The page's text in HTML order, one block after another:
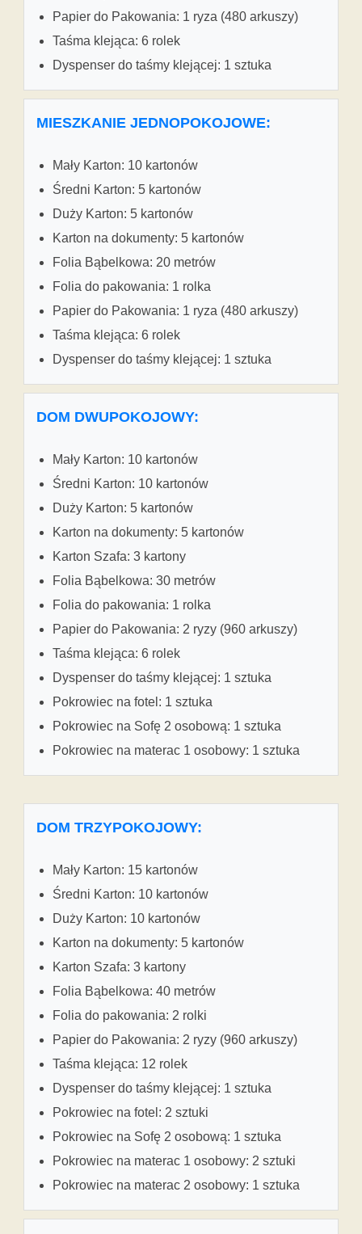
Papier do Pakowania: 1 ryza (480 arkuszy)
Taśma klejąca: 6 rolek
Dyspenser do taśmy klejącej: 1 sztuka
MIESZKANIE JEDNOPOKOJOWE:
Mały Karton: 10 kartonów
Średni Karton: 5 kartonów
Duży Karton: 5 kartonów
Karton na dokumenty: 5 kartonów
Folia Bąbelkowa: 20 metrów
Folia do pakowania: 1 rolka
Papier do Pakowania: 1 ryza (480 arkuszy)
Taśma klejąca: 6 rolek
Dyspenser do taśmy klejącej: 1 sztuka
DOM DWUPOKOJOWY:
Mały Karton: 10 kartonów
Średni Karton: 10 kartonów
Duży Karton: 5 kartonów
Karton na dokumenty: 5 kartonów
Karton Szafa: 3 kartony
Folia Bąbelkowa: 30 metrów
Folia do pakowania: 1 rolka
Papier do Pakowania: 2 ryzy (960 arkuszy)
Taśma klejąca: 6 rolek
Dyspenser do taśmy klejącej: 1 sztuka
Pokrowiec na fotel: 1 sztuka
Pokrowiec na Sofę 2 osobową: 1 sztuka
Pokrowiec na materac 1 osobowy: 1 sztuka
DOM TRZYPOKOJOWY:
Mały Karton: 15 kartonów
Średni Karton: 10 kartonów
Duży Karton: 10 kartonów
Karton na dokumenty: 5 kartonów
Karton Szafa: 3 kartony
Folia Bąbelkowa: 40 metrów
Folia do pakowania: 2 rolki
Papier do Pakowania: 2 ryzy (960 arkuszy)
Taśma klejąca: 12 rolek
Dyspenser do taśmy klejącej: 1 sztuka
Pokrowiec na fotel: 2 sztuki
Pokrowiec na Sofę 2 osobową: 1 sztuka
Pokrowiec na materac 1 osobowy: 2 sztuki
Pokrowiec na materac 2 osobowy: 1 sztuka